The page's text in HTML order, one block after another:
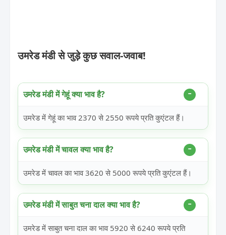
उमरेड मंडी से जुड़े कुछ सवाल-जवाब!
उमरेड मंडी में गेहूं क्या भाव है?
उमरेड में गेहूं का भाव 2370 से 2550 रूपये प्रति कुएंटल हैं।
उमरेड मंडी में चावल क्या भाव है?
उमरेड में चावल का भाव 3620 से 5000 रूपये प्रति कुएंटल हैं।
उमरेड मंडी में साबुत चना दाल क्या भाव है?
उमरेड में साबुत चना दाल का भाव 5920 से 6240 रूपये प्रति